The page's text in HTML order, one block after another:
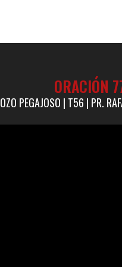
ORACIÓN
PEGAJOSO | T56 | PR.